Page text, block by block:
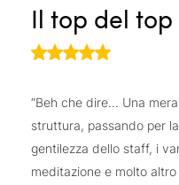
Il top del top
“Beh che dire... Una
struttura, passando per
gentilezza dello staff, i
meditazione e molto